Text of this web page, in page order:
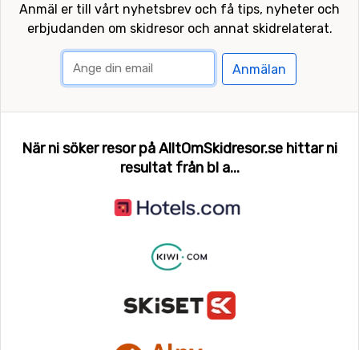
Anmäl er till vårt nyhetsbrev och få tips, nyheter och
erbjudanden om skidresor och annat skidrelaterat.
Anmälan
När ni söker resor på AlltOmSkidresor.se hittar ni
resultat från bl a...